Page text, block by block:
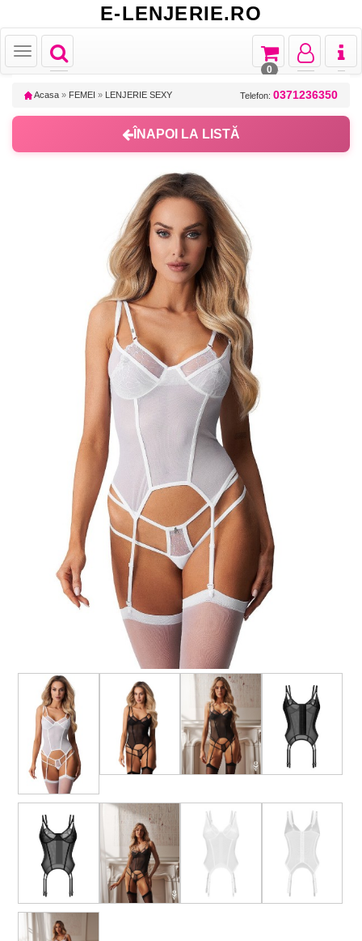
E-LENJERIE.RO
Toggle
navigation
Toggle
Toggle
navigation
Toggle
navigation
Toggle
navigation
0
Acasa » FEMEI » LENJERIE SEXY Telefon: 0371236350
ÎNAPOI LA LISTĂ